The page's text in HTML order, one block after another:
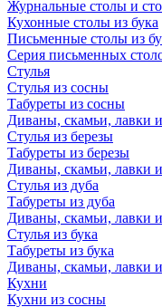
Журнальные столы и
Кухонные столы из бука
Письменные столы из
Серия письменных
Стулья
Стулья из сосны
Табуреты из сосны
Диваны, скамьи, лавки
Стулья из березы
Табуреты из березы
Диваны, скамьи, лавки
Стулья из дуба
Табуреты из дуба
Диваны, скамьи, лавки
Стулья из бука
Табуреты из бука
Диваны, скамьи, лавки
Кухни
Кухни из сосны